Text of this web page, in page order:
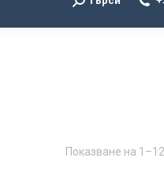
Показване на